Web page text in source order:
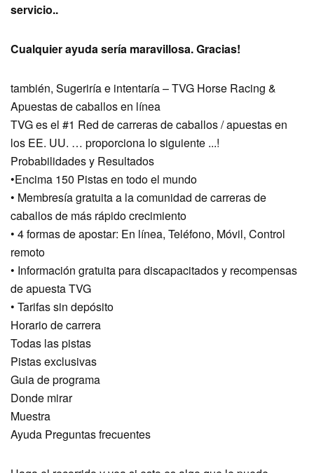
servicio..
Cualquier ayuda sería maravillosa. Gracias!
también, Sugeriría e intentaría – TVG Horse Racing &
Apuestas de caballos en línea
TVG es el #1 Red de carreras de caballos / apuestas en
los EE. UU. … proporciona lo siguiente ...!
Probabilidades y Resultados
•Encima 150 Pistas en todo el mundo
• Membresía gratuita a la comunidad de carreras de
caballos de más rápido crecimiento
• 4 formas de apostar: En línea, Teléfono, Móvil, Control
remoto
• Información gratuita para discapacitados y recompensas
de apuesta TVG
• Tarifas sin depósito
Horario de carrera
Todas las pistas
Pistas exclusivas
Guia de programa
Donde mirar
Muestra
Ayuda Preguntas frecuentes